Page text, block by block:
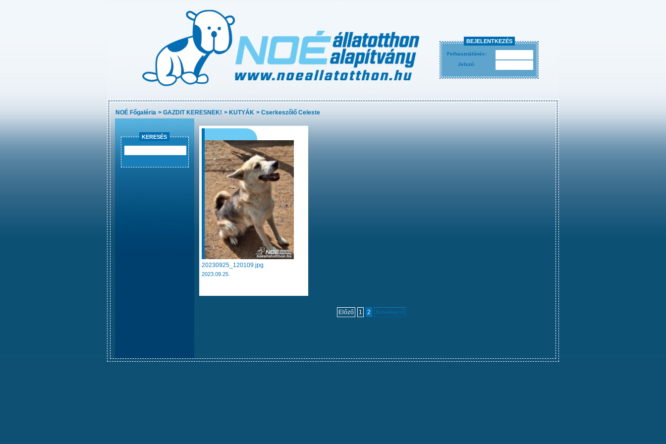
BEJELENTKEZÉS
Felhasználónév:
Jelszó:
NOÉ Főgaléria >GAZDIT KERESNEK! >KUTYÁK >Cserkeszőlő Celeste
KERESÉS
20230925_120109.jpg
2023.09.25.
Előző 1 2 Következő